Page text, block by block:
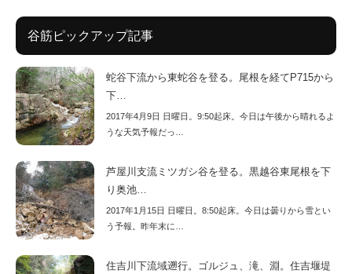
谷筋ピックアップ記事
蛇谷下流から東蛇谷を登る。尾根を経てP715から
下…
2017年4月9日 日曜日。9:50起床。今日は午後から晴れるよ
うな天気予報だっ…
芦屋川支流ミツガシ谷を登る。黒越谷東尾根を下
り奥池…
2017年1月15日 日曜日。8:50起床。今日は曇りから雪とい
う予報。昨年末に…
住吉川下流域遡行。ゴルジュ、滝、淵。住吉堰堤